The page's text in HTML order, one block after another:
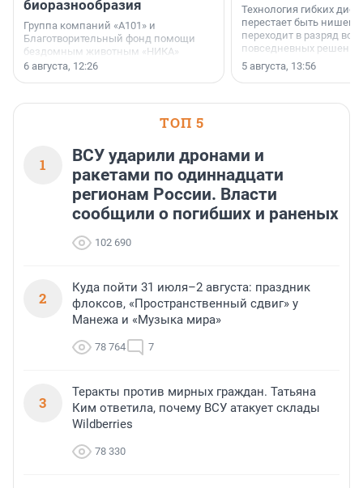
биоразнообразия
Группа компаний «А101» и
Благотворительный фонд помощи
бездомным животным «НИКА»
заключили соглашение о
6 августа, 12:26
Технология гибких
перестает быть
переходит в разряд
повседневных
5 августа, 13:56
ТОП 5
1
ВСУ ударили дронами и
ракетами по одиннадцати
регионам России. Власти
сообщили о погибших и раненых
102 690
2
Куда пойти 31 июля–2 августа: праздник
флоксов, «Пространственный сдвиг» у
Манежа и «Музыка мира»
78 764 7
3
Теракты против мирных граждан. Татьяна
Ким ответила, почему ВСУ атакует склады
Wildberries
78 330